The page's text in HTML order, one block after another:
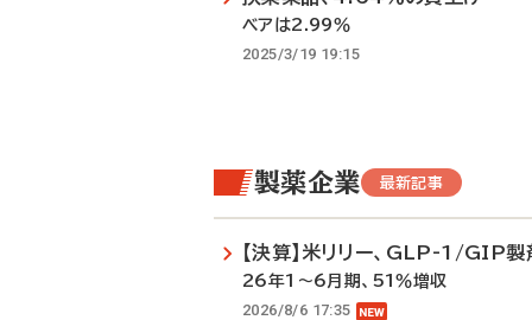
ベアは2.99％
2025/3/19 19:15
製薬企業 最新記事
【決算】米リリー、GLP-1/GIP製
26年1～6月期、51％増収
2026/8/6 17:35